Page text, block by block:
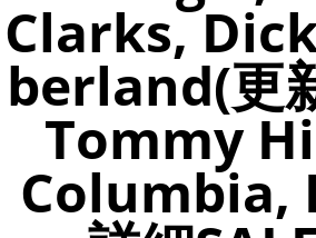
Clarks,
berland(更
Tommy
Columbia,